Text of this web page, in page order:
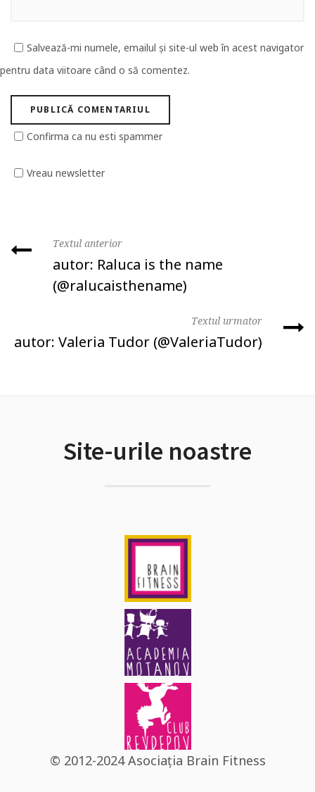
Salvează-mi numele, emailul și site-ul web în acest navigator
pentru data viitoare când o să comentez.
Confirma ca nu esti spammer
Vreau newsletter
Textul anterior
autor: Raluca is the name
(‏@ralucaisthename)
Textul urmator
autor: Valeria Tudor (@ValeriaTudor)
Site-urile noastre
© 2012-2024 Asociația Brain Fitness